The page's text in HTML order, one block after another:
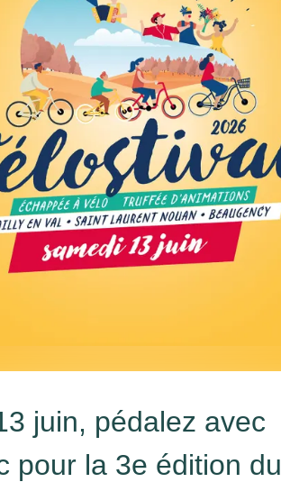
juin, pédalez avec
pour la 3e édition du